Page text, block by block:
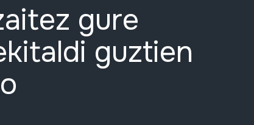
gure
guztien